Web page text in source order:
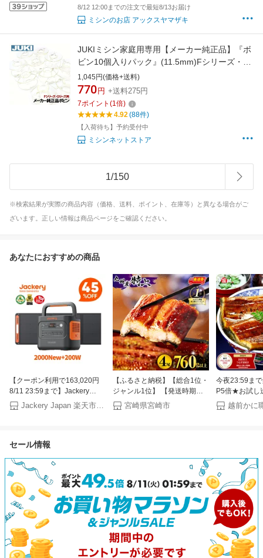
8/12 12:00までの注文で最短8/13お届け
ミシンのお店 アックスヤマザキ
JUKIミシン家庭用専用【メーカー純正品】『ボ
ビン10個入りパック』(11.5mm)Fシリーズ・G
シリーズ付属ボビン
1,045円(価格+送料)
770 円 +送料275円
7ポイント (1倍)
4.92(88件)
【入荷待ち】予約受付中
ミシンネットストア
1/150
※検索結果が実際の商品内容（価格、送料、ポイント、在庫等）と異なる場合がご
ざいます。正しい情報は商品ページをご確認ください。
あなたにおすすめの商品
【クーポン利用で163,020円
8/11 23:59まで】Jackery
Solar Generator 2000 New
2042Wh 200W ポータブル電
2200W コンパクト 急速充電
UPS機能 アプリ 太陽光発電
ジャクリ
Jackery Japan 楽天市場店
【ふるさと納税】【総合1位・
ジャンル1位】 【発送時期が
選べる】九州産うなぎ蒲焼4尾
計760g以上 国産 うなぎ 蒲焼
鰻楽 宮崎県 宮崎市 宮崎 ふる
宮崎県宮崎市
今夜23:59ま
P5倍★お試し
円〜更に2個
個で1,200円
セール情報